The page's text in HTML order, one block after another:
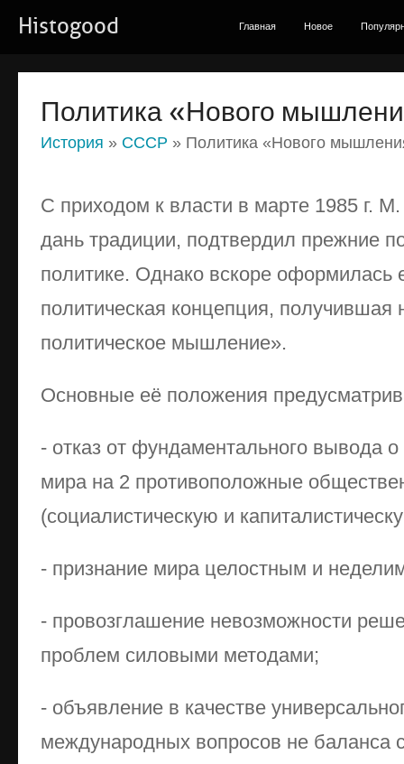
Histogood Главная Новое
Политика «Нового
История » СССР » Политика «Нового
С приходом к власти в марте 1985 г.
дань традиции, подтвердил прежние
политике. Однако вскоре оформилась
политическая концепция, получившая
политическое мышление».
Основные её положения
- отказ от фундаментального вывода
мира на 2 противоположные
(социалистическую и
- признание мира целостным и
- провозглашение невозможности
проблем силовыми методами;
- объявление в качестве
международных вопросов не баланса